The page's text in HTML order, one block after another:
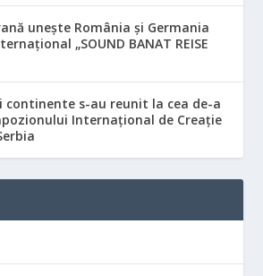
unește România și Germania
„SOUND BANAT REISE
s-au reunit la cea de-a
Internațional de Creație